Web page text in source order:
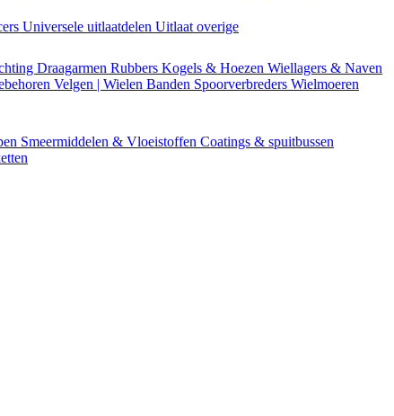
Universele uitlaatdelen Uitlaat overige
Draagarmen Rubbers Kogels & Hoezen Wiellagers & Naven
Velgen | Wielen Banden Spoorverbreders Wielmoeren
Smeermiddelen & Vloeistoffen Coatings & spuitbussen